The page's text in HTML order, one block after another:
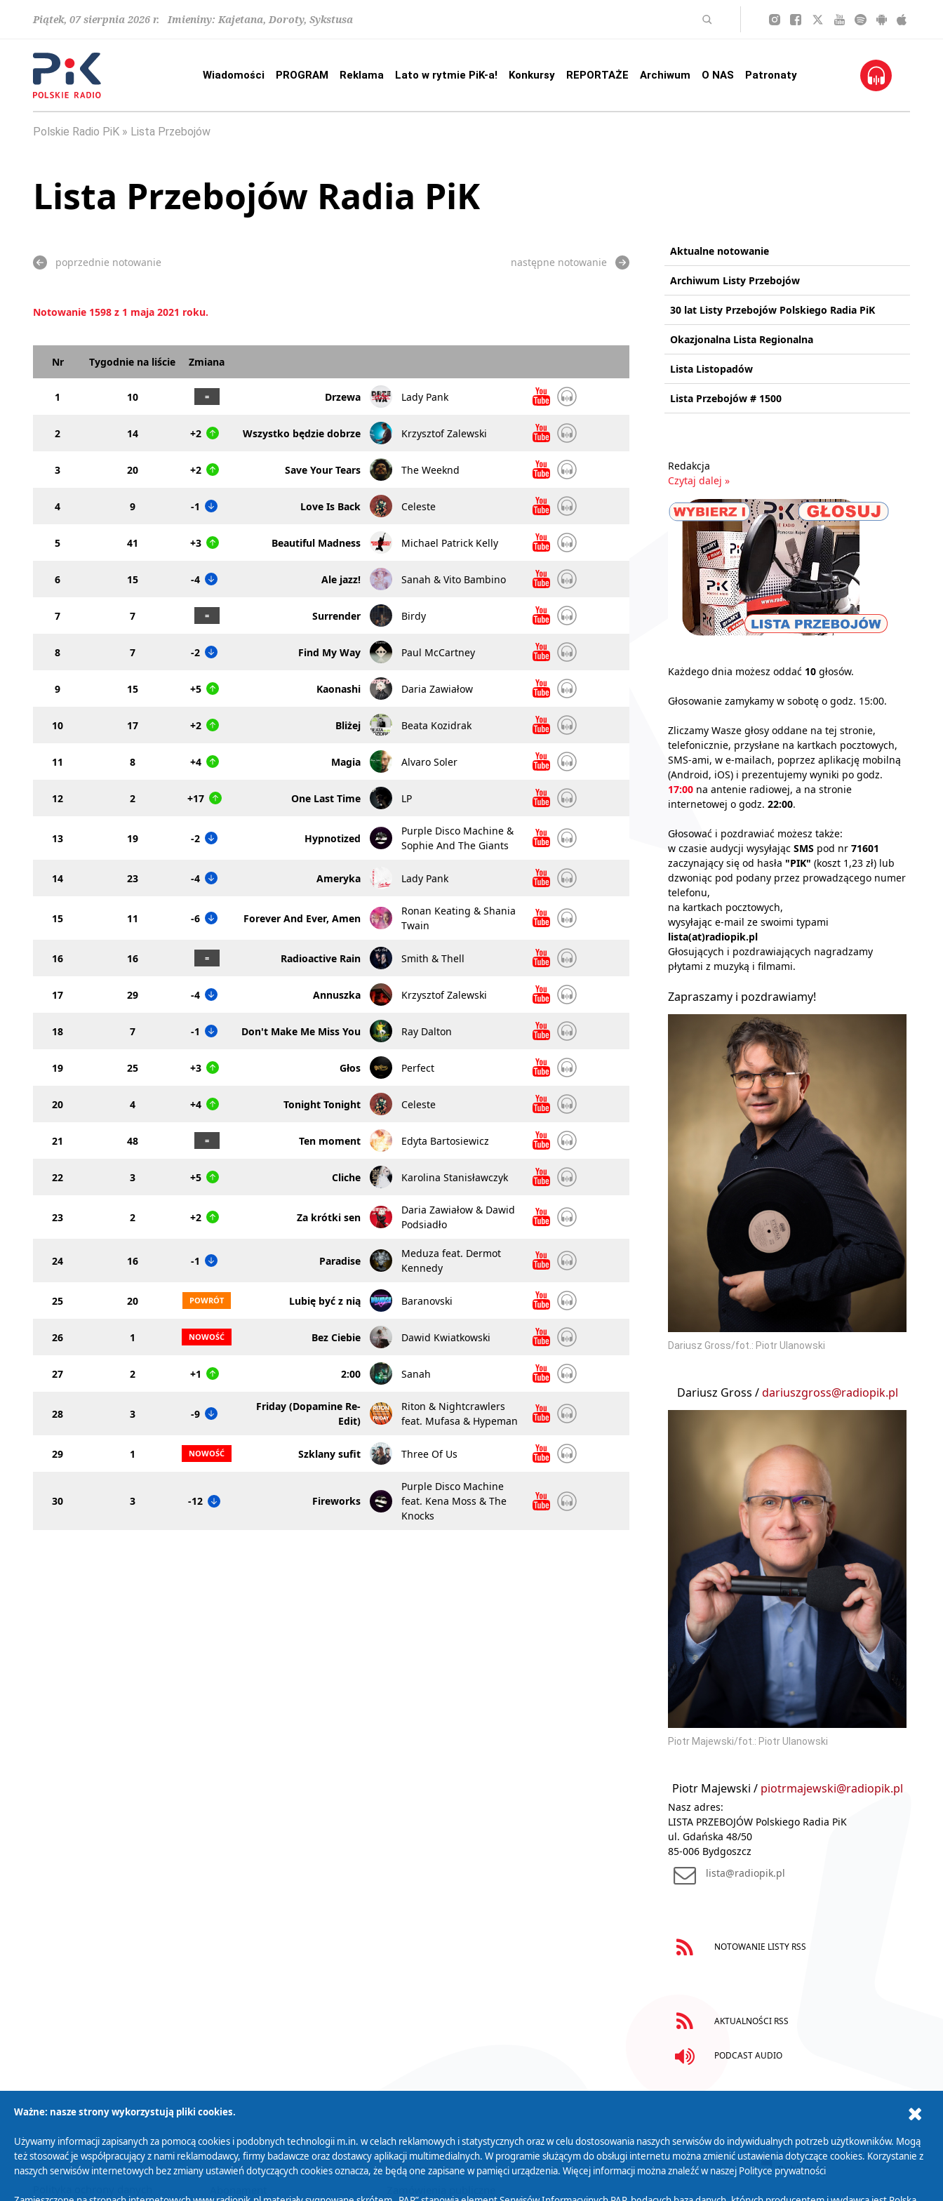
Piątek, 07 sierpnia 2026 r. Imieniny: Kajetana, Doroty, Sykstusa
Wiadomości PROGRAM Reklama Lato w rytmie PiK-a! Konkursy REPORTAŻE Archiwum O NAS Patronaty
Polskie Radio PiK Lista Przebojów
Lista Przebojów Radia PiK
poprzednie notowanie następne notowanie
Notowanie 1598 z 1 maja 2021 roku.
Nr Tygodnie na liście Zmiana
1 10 Drzewa Lady Pank
2 14 +2 Wszystko będzie dobrze Krzysztof Zalewski
3 20 +2 Save Your Tears The Weeknd
4 9 -1 Love Is Back Celeste
5 41 +3 Beautiful Madness Michael Patrick Kelly
6 15 -4 Ale jazz! Sanah & Vito Bambino
7 7 Surrender Birdy
8 7 -2 Find My Way Paul McCartney
9 15 +5 Kaonashi Daria Zawiałow
10 17 +2 Bliżej Beata Kozidrak
11 8 +4 Magia Alvaro Soler
12 2 +17 One Last Time LP
13 19 -2 Hypnotized
Purple Disco Machine &
Sophie And The Giants
14 23 -4 Ameryka Lady Pank
15 11 -6 Forever And Ever, Amen
Ronan Keating & Shania
Twain
16 16 Radioactive Rain Smith & Thell
17 29 -4 Annuszka Krzysztof Zalewski
18 7 -1 Don't Make Me Miss You Ray Dalton
19 25 +3 Głos Perfect
20 4 +4 Tonight Tonight Celeste
21 48 Ten moment Edyta Bartosiewicz
22 3 +5 Cliche Karolina Stanisławczyk
23 2 +2 Za krótki sen
Daria Zawiałow & Dawid
Podsiadło
24 16 -1 Paradise
Meduza feat. Dermot
Kennedy
25 20 Lubię być z nią Baranovski
26 1 Bez Ciebie Dawid Kwiatkowski
27 2 +1 2:00 Sanah
28 3 -9
Friday (Dopamine Re-
Edit)
Riton & Nightcrawlers
feat. Mufasa & Hypeman
29 1 Szklany sufit Three Of Us
30 3 -12 Fireworks
Purple Disco Machine
feat. Kena Moss & The
Knocks
Aktualne notowanie
Archiwum Listy Przebojów
30 lat Listy Przebojów Polskiego Radia PiK
Okazjonalna Lista Regionalna
Lista Listopadów
Lista Przebojów # 1500
Redakcja
Czytaj dalej »
Każdego dnia możesz oddać 10 głosów.
Głosowanie zamykamy w sobotę o godz. 15:00.
Zliczamy Wasze głosy oddane na tej stronie,
telefonicznie, przysłane na kartkach pocztowych,
SMS-ami, w e-mailach, poprzez aplikację mobilną
(Android, iOS) i prezentujemy wyniki po godz.
17:00 na antenie radiowej, a na stronie
internetowej o godz. 22:00.
Głosować i pozdrawiać możesz także:
w czasie audycji wysyłając SMS pod nr 71601
zaczynający się od hasła "PIK" (koszt 1,23 zł) lub
dzwoniąc pod podany przez prowadzącego numer
telefonu,
na kartkach pocztowych,
wysyłając e-mail ze swoimi typami
lista(at)radiopik.pl
Głosujących i pozdrawiających nagradzamy
płytami z muzyką i filmami.
Zapraszamy i pozdrawiamy!
Dariusz Gross/fot.: Piotr Ulanowski
Dariusz Gross /dariuszgross@radiopik.pl
Piotr Majewski/fot.: Piotr Ulanowski
Piotr Majewski / piotrmajewski@radiopik.pl
Nasz adres:
LISTA PRZEBOJÓW Polskiego Radia PiK
ul. Gdańska 48/50
85-006 Bydgoszcz
lista@radiopik.pl
NOTOWANIE LISTY RSS
AKTUALNOŚCI RSS
PODCAST AUDIO
Polityka Prywatności Zasady korzystania z Serwisu
Organizacje Pożytku
Publicznego
Cyfryzacja DAB+
Biuletyn Informacji
Publicznej
Ważne: nasze strony wykorzystują pliki cookies.
Używamy informacji zapisanych za pomocą cookies i podobnych technologii m.in. w celach reklamowych i statystycznych oraz w celu dostosowania naszych serwisów do indywidualnych potrzeb użytkowników. Mogą
też stosować je współpracujący z nami reklamodawcy, firmy badawcze oraz dostawcy aplikacji multimedialnych. W programie służącym do obsługi internetu można zmienić ustawienia dotyczące cookies. Korzystanie z
naszych serwisów internetowych bez zmiany ustawień dotyczących cookies oznacza, że będą one zapisane w pamięci urządzenia. Więcej informacji można znaleźć w naszej Polityce prywatności